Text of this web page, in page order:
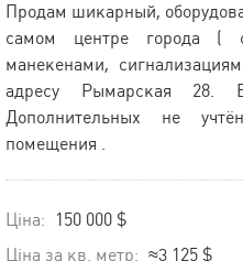
Продам шикарный,
самом центре города (
манекенами,
адресу Рымарская 28.
Дополнительных не
помещения .
Ціна:
150 000 $
Ціна за кв. метр: ≈3 125 $